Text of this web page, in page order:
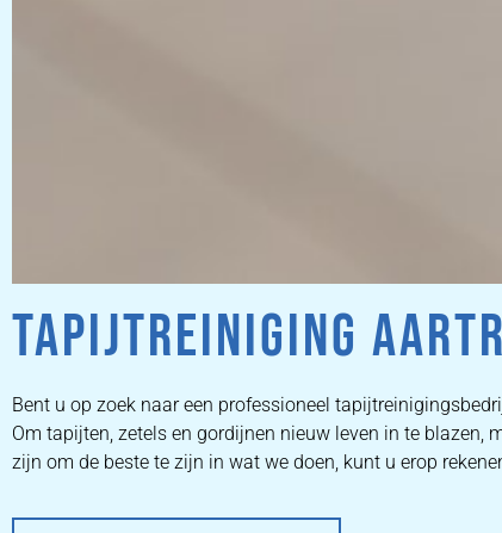
ZETEL
REINIGEN
TAPIJTREINIGING
Bent u op zoek naar een professioneel
Om tapijten, zetels en gordijnen nieuw leven in te blazen,
zijn om de beste te zijn in wat we doen, kunt u erop